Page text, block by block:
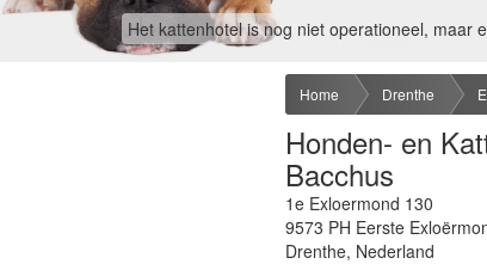
Het kattenhotel is nog niet operationeel, maar
Home Drenthe
Honden- en
Bacchus
1e Exloermond 130
9573 PH Eerste
Drenthe, Nederland